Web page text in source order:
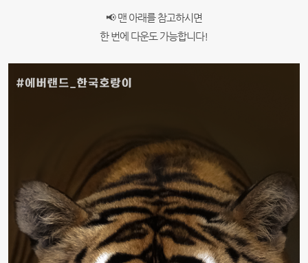
📢 맨 아래를 참고하시면
한 번에 다운도 가능합니다!